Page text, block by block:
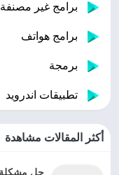
برامج غير مصنفة
برامج هواتف
برمجة
تطبيقات اندرويد
أكثر المقالات مشاهدة